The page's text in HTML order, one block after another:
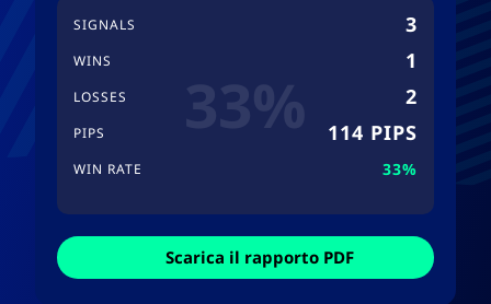
SIGNALS 3
WINS 1
LOSSES 2
PIPS 114 PIPS
WIN RATE 33%
Scarica il rapporto PDF